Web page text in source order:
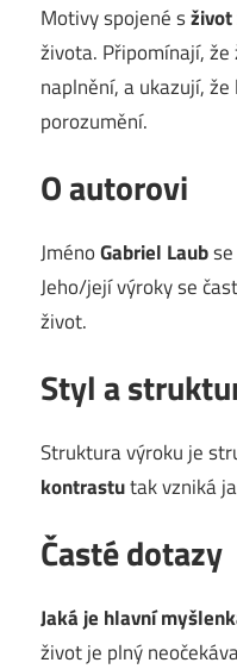
Motivy spojené sživot
života. Připomínají,
naplnění, a ukazují,
porozumění.
O autorovi
JménoGabriel Laub
Jeho/její výroky se
život.
Styl a
Struktura výroku je
kontrastutak vzniká
Časté dotazy
Jaká je hlavní
život je plný